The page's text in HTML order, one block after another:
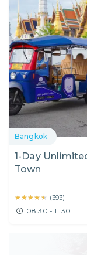
Bangkok
1-Day
Town
★★★★★
★★★★★ (393)
08:30 - 11:30